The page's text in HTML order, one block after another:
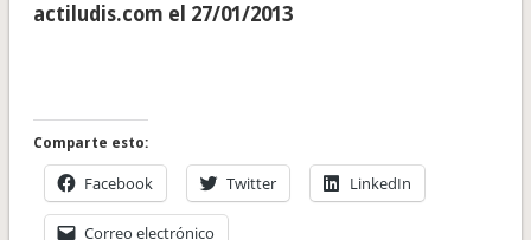
actiludis.com el 27/01/2013
Comparte esto:
Facebook Twitter LinkedIn
Correo electrónico